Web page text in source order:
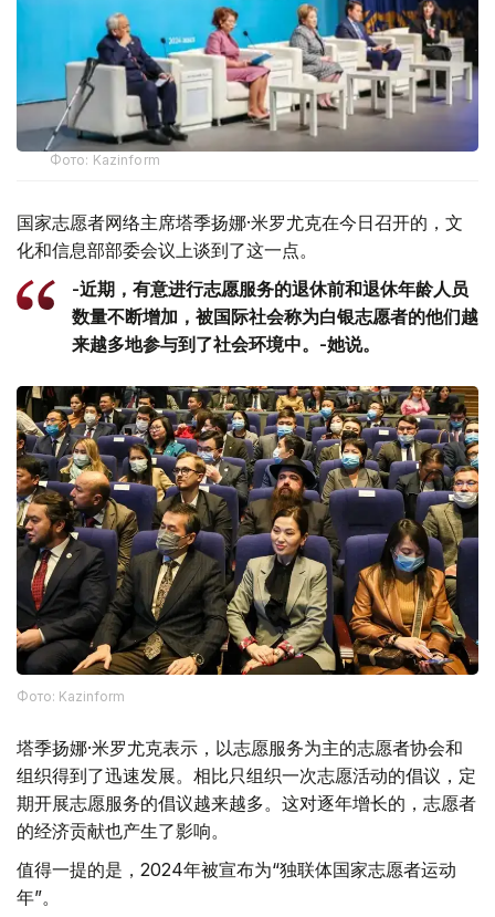
Фото: Kazinform
国家志愿者网络主席塔季扬娜·米罗尤克在今日召开的，文
化和信息部部委会议上谈到了这一点。
-近期，有意进行志愿服务的退休前和退休年龄人员
数量不断增加，被国际社会称为白银志愿者的他们越
来越多地参与到了社会环境中。-她说。
Фото: Kazinform
塔季扬娜·米罗尤克表示，以志愿服务为主的志愿者协会和
组织得到了迅速发展。相比只组织一次志愿活动的倡议，定
期开展志愿服务的倡议越来越多。这对逐年增长的，志愿者
的经济贡献也产生了影响。
值得一提的是，2024年被宣布为“独联体国家志愿者运动
年”。